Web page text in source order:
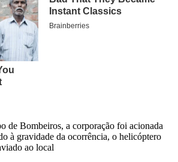
de Bombeiros, a corporação foi acionada
à gravidade da ocorrência, o helicóptero
ao local